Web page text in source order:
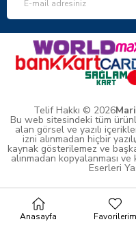
Telif Hakkı © 2026
Bu web sitesindeki tüm
alan görsel ve yazılı
izni alınmadan hiçbir
kaynak gösterilemez ve
alınmadan kopyalanması ve
Eserleri
Anasayfa Favorilerim